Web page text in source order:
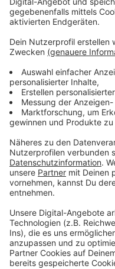
Anzeige
So geht die
Anzeige
*Wer kann sich bei
1. Studierende der
2. Studierende
aus Bocholt stammen.
3. Berufstätige aus
Zusatzqualifikation
(z.B. Meisterschule,
*Was wird erwartet